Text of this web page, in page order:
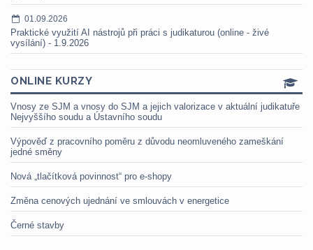
01.09.2026
Praktické využití AI nástrojů při práci s judikaturou (online - živé
vysílání) - 1.9.2026
ONLINE KURZY
Vnosy ze SJM a vnosy do SJM a jejich valorizace v aktuální judikatuře
Nejvyššího soudu a Ústavního soudu
Výpověď z pracovního poměru z důvodu neomluveného zameškání
jedné směny
Nová „tlačítková povinnost“ pro e-shopy
Změna cenových ujednání ve smlouvách v energetice
Černé stavby